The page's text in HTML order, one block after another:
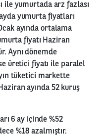
ile yumurtada arz fazlası
yumurta fiyatları
ayında ortalama
fiyatı Haziran
Aynı dönemde
üretici fiyatı ile paralel
tüketici markette
ayında 52 kuruş
6 ay içinde %52
%18 azalmıştır.